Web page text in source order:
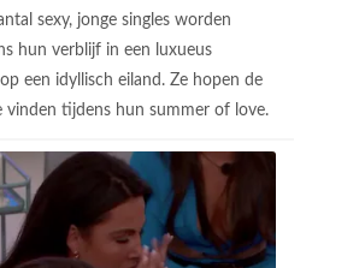
sexy, jonge singles worden
hun verblijf in een luxueus
een idyllisch eiland. Ze hopen de
vinden tijdens hun summer of love.